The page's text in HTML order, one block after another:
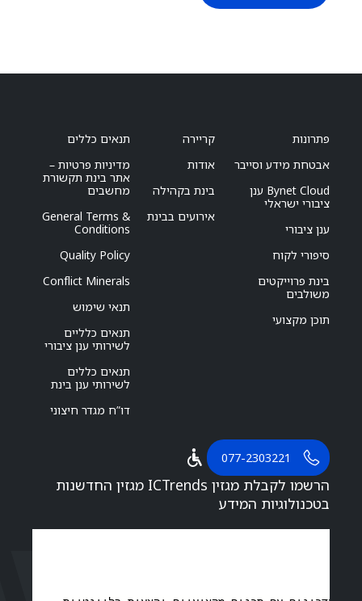
פתרונות
אבטחת מידע וסייבר
Bynet Cloud ענן
ציבורי ישראלי
ענן ציבורי
סיפורי לקוח
בינת פרוייקטים
משולבים
תוכן מקצועי
קריירה
אודות
בינת בקהילה
אירועים בבינת
תנאים כללים
מדיניות פרטיות –
אתר בינת תקשורת
מחשבים
General Terms &
Conditions
Quality Policy
Conflict Minerals
תנאי שימוש
תנאים כלליים
לשירותי ענן ציבורי
תנאים כללים
לשירותי ענן בינת
דו”ח מגדר חיצוני
077-2303221
הרשמו לקבלת מגזין ICTrends מגזין החדשנות
בטכנולוגיות המידע